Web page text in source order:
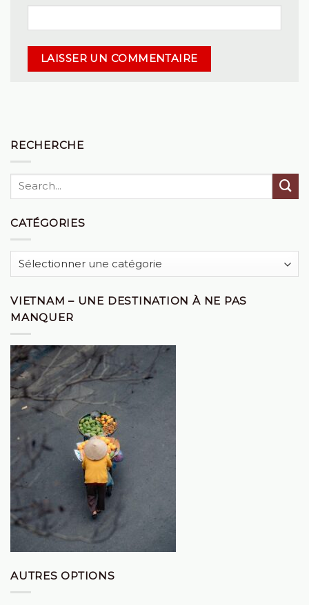
RECHERCHE
CATÉGORIES
Catégories
VIETNAM – UNE DESTINATION À NE PAS
MANQUER
AUTRES OPTIONS